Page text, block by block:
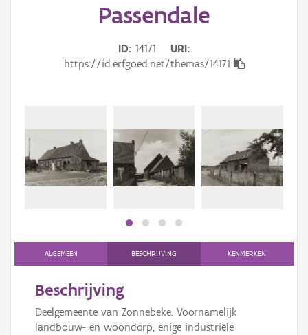
Persoon of collectief
Aanmelden
Passendale
ID 14171
URI
https://id.erfgoed.net/themas/14171
ALGEMEEN BESCHRIJVING KENMERKEN
Beschrijving
Deelgemeente van Zonnebeke. Voornamelijk
landbouw- en woondorp, enige industriële